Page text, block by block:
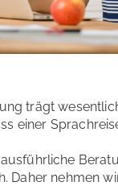
trägt
einer
Daher nehmen